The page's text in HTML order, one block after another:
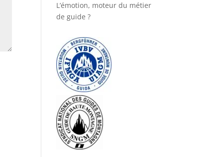
L’émotion, moteur du métier
de guide ?